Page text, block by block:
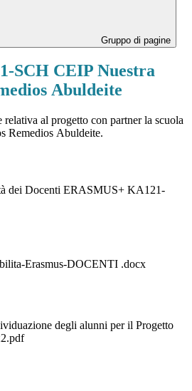
Gruppo di pagine
SCH CEIP Nuestra
Abuldeite
al progetto con partner la scuola
Remedios Abuldeite.
dei Docenti ERASMUS+ KA121-
Erasmus-DOCENTI .docx
degli alunni per il Progetto